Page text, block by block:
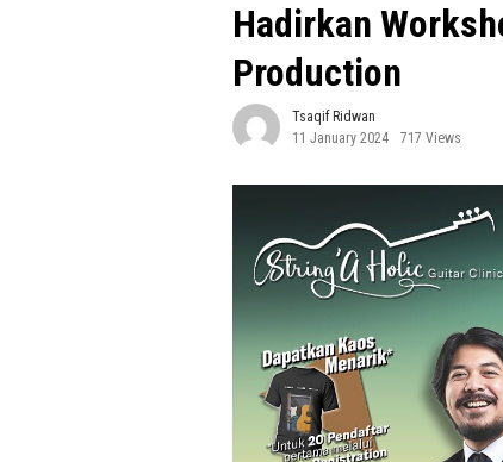
Hadirkan
Production
Tsaqif Ridwan
11 January 2024
717 Views